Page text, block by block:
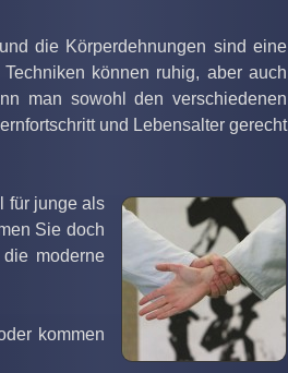
die Körperdehnungen sind eine
können ruhig, aber auch
man sowohl den verschiedenen
und Lebensalter gerecht
für junge als
Sie doch
moderne
kommen